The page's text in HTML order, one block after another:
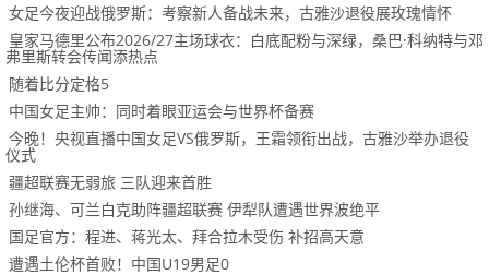
女足今夜迎战俄罗斯：考察新人备战未来，古雅沙退役展玫瑰情怀
皇家马德里公布2026/27主场球衣：白底配粉与深绿，桑巴·科纳特与邓
弗里斯转会传闻添热点
随着比分定格5
中国女足主帅：同时着眼亚运会与世界杯备赛
今晚！央视直播中国女足VS俄罗斯，王霜领衔出战，古雅沙举办退役
仪式
疆超联赛无弱旅 三队迎来首胜
孙继海、可兰白克助阵疆超联赛 伊犁队遭遇世界波绝平
国足官方：程进、蒋光太、拜合拉木受伤 补招高天意
遭遇土伦杯首败！中国U19男足0